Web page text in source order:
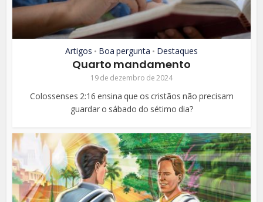
Artigos • Boa pergunta • Destaques
Quarto mandamento
19 de dezembro de 2024
Colossenses 2:16 ensina que os cristãos não precisam
guardar o sábado do sétimo dia?